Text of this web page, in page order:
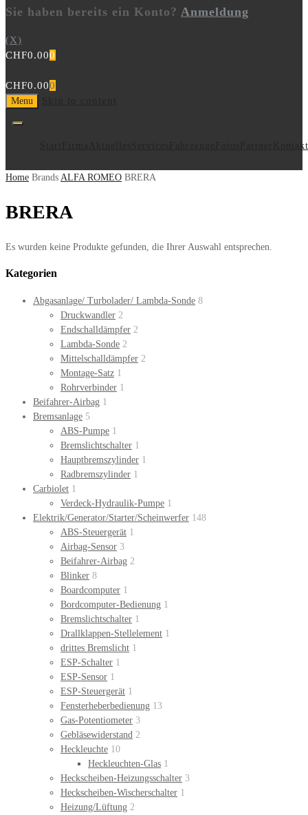
Sie haben bereits ein Konto? Anmeldung
(X)
CHF0.000
CHF0.000
Menu
Kontakt
Home Brands ALFA ROMEO BRERA
BRERA
Es wurden keine Produkte gefunden, die Ihrer Auswahl entsprechen.
Kategorien
Abgasanlage/ Turbolader/ Lambda-Sonde 8
Druckwandler 2
Endschalldämpfer 2
Lambda-Sonde 2
Mittelschalldämpfer 2
Montage-Satz 1
Rohrverbinder 1
Beifahrer-Airbag 1
Bremsanlage 5
ABS-Pumpe 1
Bremslichtschalter 1
Hauptbremszylinder 1
Radbremszylinder 1
Carbiolet 1
Verdeck-Hydraulik-Pumpe 1
Elektrik/Generator/Starter/Scheinwerfer 148
ABS-Steuergerät 1
Airbag-Sensor 3
Beifahrer-Airbag 2
Blinker 8
Boardcomputer 1
Bordcomputer-Bedienung 1
Bremslichtschalter 1
Drallklappen-Stellelement 1
drittes Bremslicht 1
ESP-Schalter 1
ESP-Sensor 1
ESP-Steuergerät 1
Fensterheberbedienung 13
Gas-Potentiometer 3
Gebläsewiderstand 2
Heckleuchte 10
Heckleuchten-Glas 1
Heckscheiben-Heizungsschalter 3
Heckscheiben-Wischerschalter 1
Heizung/Lüftung 2